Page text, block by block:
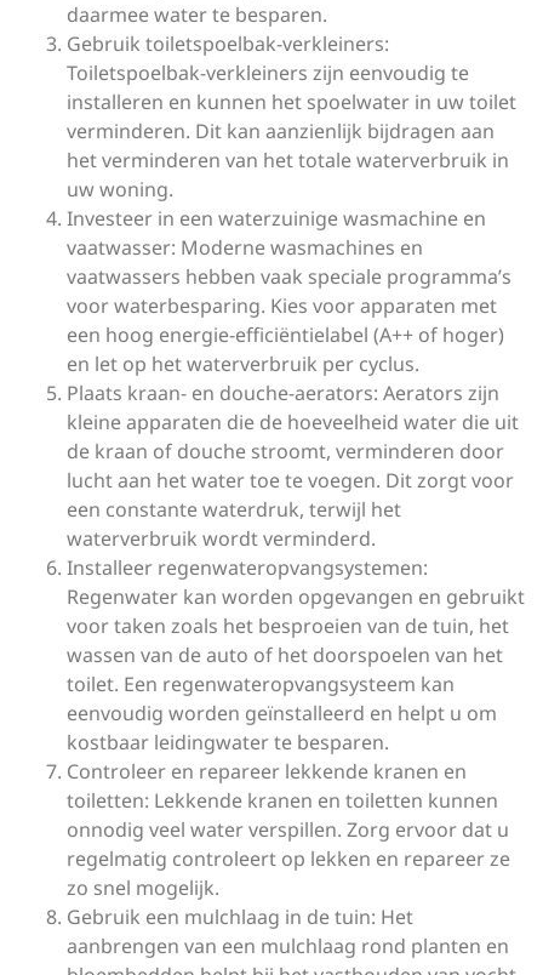
daarmee water te besparen.
Gebruik toiletspoelbak-verkleiners:
Toiletspoelbak-verkleiners zijn eenvoudig te
installeren en kunnen het spoelwater in uw toilet
verminderen. Dit kan aanzienlijk bijdragen aan
het verminderen van het totale waterverbruik in
uw woning.
Investeer in een waterzuinige wasmachine en
vaatwasser: Moderne wasmachines en
vaatwassers hebben vaak speciale programma’s
voor waterbesparing. Kies voor apparaten met
een hoog energie-efficiëntielabel (A++ of hoger)
en let op het waterverbruik per cyclus.
Plaats kraan- en douche-aerators: Aerators zijn
kleine apparaten die de hoeveelheid water die uit
de kraan of douche stroomt, verminderen door
lucht aan het water toe te voegen. Dit zorgt voor
een constante waterdruk, terwijl het
waterverbruik wordt verminderd.
Installeer regenwateropvangsystemen:
Regenwater kan worden opgevangen en gebruikt
voor taken zoals het besproeien van de tuin, het
wassen van de auto of het doorspoelen van het
toilet. Een regenwateropvangsysteem kan
eenvoudig worden geïnstalleerd en helpt u om
kostbaar leidingwater te besparen.
Controleer en repareer lekkende kranen en
toiletten: Lekkende kranen en toiletten kunnen
onnodig veel water verspillen. Zorg ervoor dat u
regelmatig controleert op lekken en repareer ze
zo snel mogelijk.
Gebruik een mulchlaag in de tuin: Het
aanbrengen van een mulchlaag rond planten en